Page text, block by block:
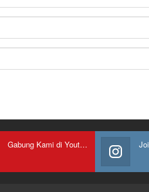
Gabung Kami di Youtube